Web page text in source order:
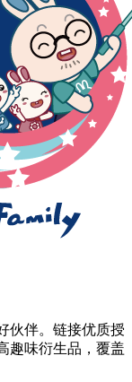
伙伴。链接优质授
趣味衍生品，覆盖